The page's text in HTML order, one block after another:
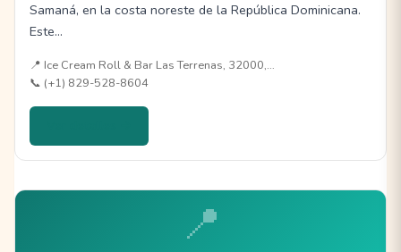
Samaná, en la costa noreste de la República Dominicana.
Este…
📍 Ice Cream Roll & Bar Las Terrenas, 32000,…
📞 (+1) 829-528-8604
📍